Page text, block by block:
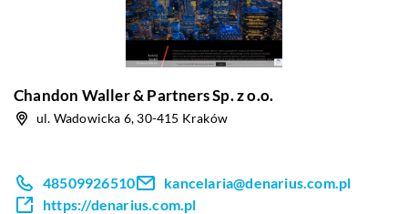
Chandon Waller & Partners Sp. z o.o.
ul. Wadowicka 6, 30-415 Kraków
48509926510
kancelaria@denarius.com.pl
https://denarius.com.pl